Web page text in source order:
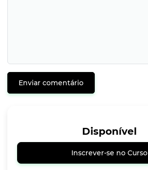
Enviar comentário
Disponível
Inscrever-se no Curso